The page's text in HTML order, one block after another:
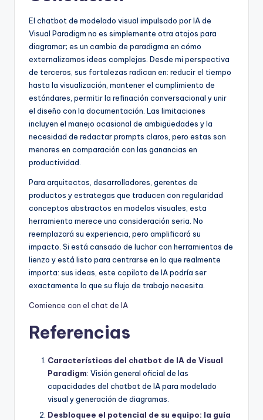
El chatbot de modelado visual impulsado por IA de
Visual Paradigm no es simplemente otra atajos para
diagramar; es un cambio de paradigma en cómo
externalizamos ideas complejas. Desde mi perspectiva
de terceros, sus fortalezas radican en: reducir el tiempo
hasta la visualización, mantener el cumplimiento de
estándares, permitir la refinación conversacional y unir
el diseño con la documentación. Las limitaciones
incluyen el manejo ocasional de ambigüedades y la
necesidad de redactar prompts claros, pero estas son
menores en comparación con las ganancias en
productividad.
Para arquitectos, desarrolladores, gerentes de
productos y estrategas que traducen con regularidad
conceptos abstractos en modelos visuales, esta
herramienta merece una consideración seria. No
reemplazará su experiencia, pero amplificará su
impacto. Si está cansado de luchar con herramientas de
lienzo y está listo para centrarse en lo que realmente
importa: sus ideas, este copiloto de IA podría ser
exactamente lo que su flujo de trabajo necesita.
Comience con el chat de IA
Referencias
Características del chatbot de IA de Visual
Paradigm: Visión general oficial de las
capacidades del chatbot de IA para modelado
visual y generación de diagramas.
Desbloquee el potencial de su equipo: la guía